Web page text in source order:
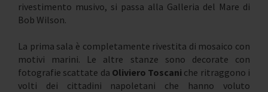
rivestimento musivo, si passa alla Galleria del Mare di
Bob Wilson.
La prima sala è completamente rivestita di mosaico con
motivi marini. Le altre stanze sono decorate con
fotografie scattate da Oliviero Toscani che ritraggono i
volti dei cittadini napoletani che hanno voluto